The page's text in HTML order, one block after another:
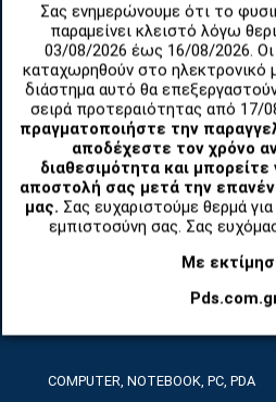
Σας ενημερώνουμε ότι το
παραμείνει κλειστό λόγω
03/08/2026 έως 16/08/2026. Οι
καταχωρηθούν στο ηλεκτρονικό
διάστημα αυτό θα
σειρά προτεραιότητας από 17/
πραγματοποιήστε την
αποδέχεστε τον χρόνο
διαθεσιμότητα και
αποστολή σας μετά την
μας. Σας ευχαριστούμε θερμά
εμπιστοσύνη σας. Σας
Με
ΚΑΤΗΓΟΡΙΕΣ
ΑΝΤΑΛΛΑΚΤΙΚΑ ΚΑΙ ΑΞΕΣΟΥΑΡ
TABLET
ΤΗΛΕΠΙΚΟΙΝΩΝΙΕΣ, ΑΣΥΡΜΑΤΑ,
COMPUTER, NOTEBOOK, PC, PDA